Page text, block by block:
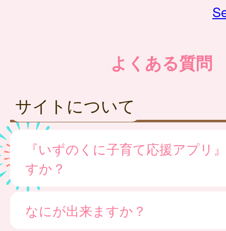
よくある質問
サイトについて
『いずのくに子育て応援アプリ
すか？
なにが出来ますか？